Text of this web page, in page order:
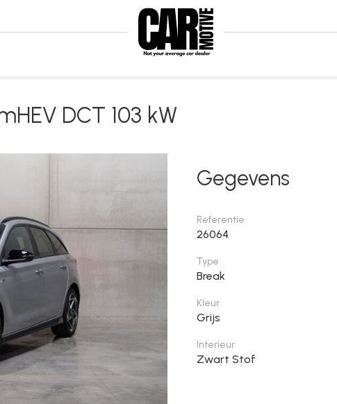
DCT 103 kW
Gegevens
Referentie
26064
Type
Break
Kleur
Grijs
Interieur
Zwart Stof